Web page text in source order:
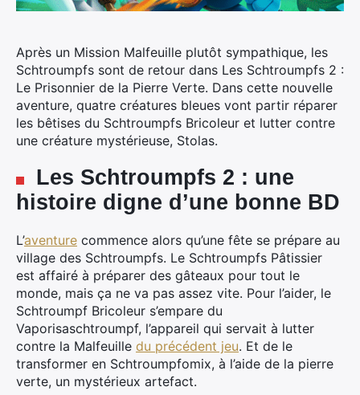
Après un Mission Malfeuille plutôt sympathique, les
Schtroumpfs sont de retour dans Les Schtroumpfs 2 :
Le Prisonnier de la Pierre Verte. Dans cette nouvelle
aventure, quatre créatures bleues vont partir réparer
les bêtises du Schtroumpfs Bricoleur et lutter contre
une créature mystérieuse, Stolas.
Les Schtroumpfs 2 : une
histoire digne d’une bonne BD
L’aventure commence alors qu’une fête se prépare au
village des Schtroumpfs. Le Schtroumpfs Pâtissier
est affairé à préparer des gâteaux pour tout le
monde, mais ça ne va pas assez vite. Pour l’aider, le
Schtroumpf Bricoleur s’empare du
Vaporisaschtroumpf, l’appareil qui servait à lutter
contre la Malfeuille du précédent jeu. Et de le
transformer en Schtroumpfomix, à l’aide de la pierre
verte, un mystérieux artefact.